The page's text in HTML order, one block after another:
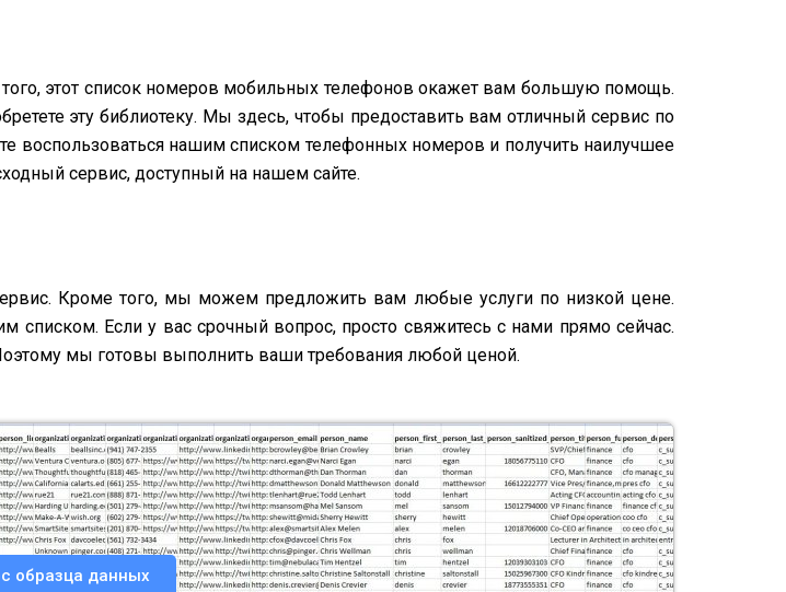
этот список номеров мобильных телефонов окажет вам большую помощь.
эту библиотеку. Мы здесь, чтобы предоставить вам отличный сервис по
нашим списком телефонных номеров и получить наилучшее
сервис, доступный на нашем сайте.
Кроме того, мы можем предложить вам любые услуги по низкой цене.
списком. Если у вас срочный вопрос, просто свяжитесь с нами прямо сейчас.
мы готовы выполнить ваши требования любой ценой.
образца данных